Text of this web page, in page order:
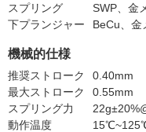
スプリング
SWP、金
下プランジャー
BeCu、金
機械的仕様
推奨ストローク
0.40mm
最大ストローク
0.55mm
スプリング力
動作温度